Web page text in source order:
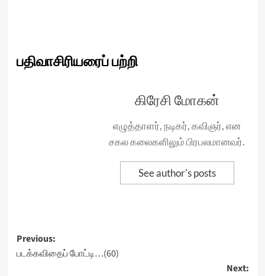
பதிவாசிரியரைப் பற்றி
கிரேசி மோகன்
எழுத்தாளர், நடிகர், கவிஞர், என
சகல கலைகளிலும் பிரபலமானவர்.
See author's posts
Post
navigation
Previous:
படக்கவிதைப் போட்டி…(60)
Next: